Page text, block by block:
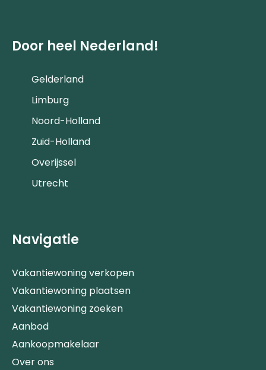
Door heel Nederland!
Gelderland
Limburg
Noord-Holland
Zuid-Holland
Overijssel
Utrecht
Navigatie
Vakantiewoning verkopen
Vakantiewoning plaatsen
Vakantiewoning zoeken
Aanbod
Aankoopmakelaar
Over ons